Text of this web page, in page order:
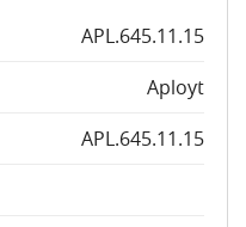
APL.645.11.15
Aployt
APL.645.11.15